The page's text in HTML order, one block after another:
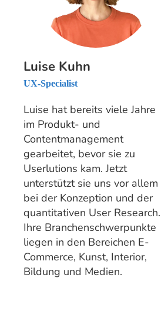
Luise Kuhn
UX-Specialist
Luise hat bereits viele Jahre
im Produkt- und
Contentmanagement
gearbeitet, bevor sie zu
Userlutions kam. Jetzt
unterstützt sie uns vor allem
bei der Konzeption und der
quantitativen User Research.
Ihre Branchenschwerpunkte
liegen in den Bereichen E-
Commerce, Kunst, Interior,
Bildung und Medien.